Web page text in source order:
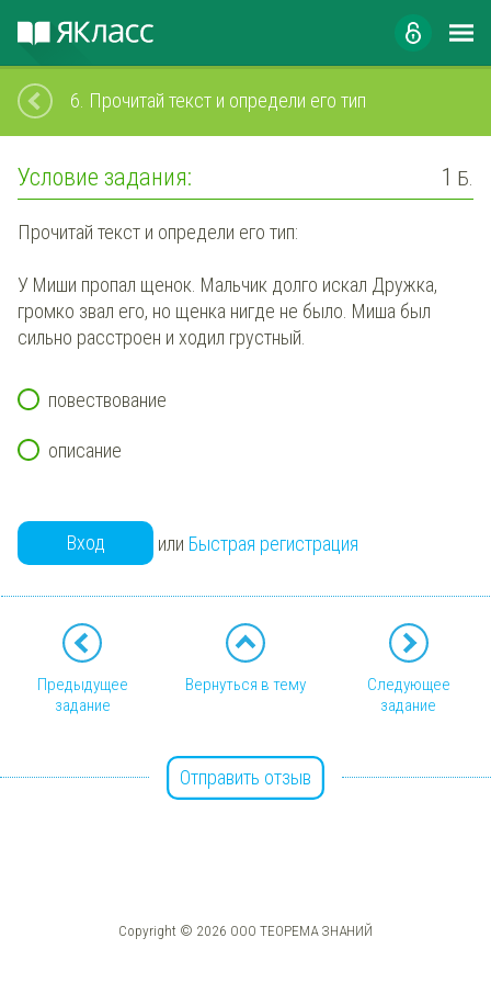
6. Прочитай текст и определи его тип
Условие задания: 1 Б.
Прочитай текст и определи его тип:
У Миши пропал щенок. Мальчик долго искал Дружка,
громко звал его, но щенка нигде не было. Миша был
сильно расстроен и ходил грустный.
повествование
описание
Вход или Быстрая регистрация
Предыдущее
задание
Вернуться в тему
Следующее
задание
Отправить отзыв
Copyright © 2026 ООО ТЕОРЕМА ЗНАНИЙ